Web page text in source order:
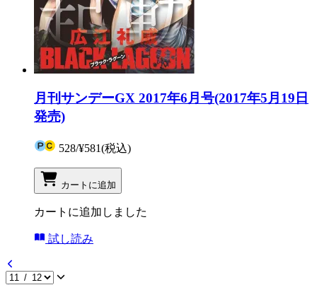
月刊サンデーGX 2017年6月号(2017年5月19日
発売)
528/¥581(税込)
カートに追加
カートに追加しました
試し読み